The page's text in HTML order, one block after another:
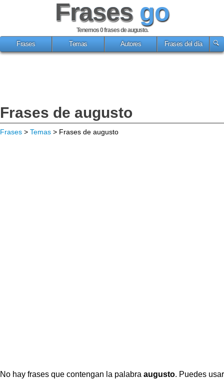
Frases go
Tenemos 0frases de augusto.
Frases
Temas Autores Frases del día
Frases de augusto
Frases > Temas > Frases de augusto
No hay frases que contengan la palabra augusto. Puedes usar